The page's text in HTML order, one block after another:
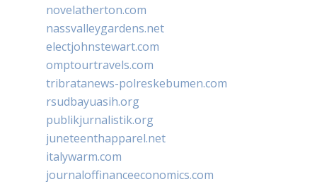
novelatherton.com
nassvalleygardens.net
electjohnstewart.com
omptourtravels.com
tribratanews-polreskebumen.com
rsudbayuasih.org
publikjurnalistik.org
juneteenthapparel.net
italywarm.com
journaloffinanceeconomics.com